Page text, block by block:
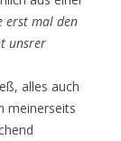
erst mal den
unsrer
alles auch
meinerseits